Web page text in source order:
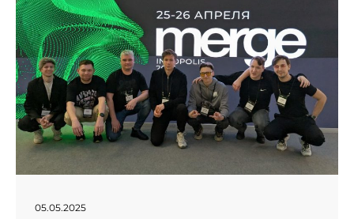
05.05.2025